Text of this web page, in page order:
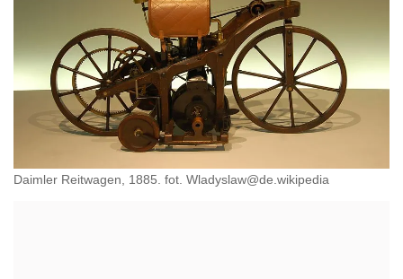
Daimler Reitwagen, 1885. fot. Wladyslaw@de.wikipedia